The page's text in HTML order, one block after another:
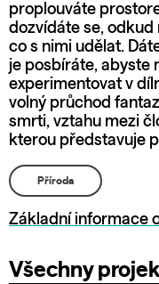
proplouváte
dozvídáte se, odkud
co s nimi udělat.
je posbíráte, abyste
experimentovat v
volný průchod
smrti, vztahu mezi
kterou představuje
Příroda
Základní informace
Všechny